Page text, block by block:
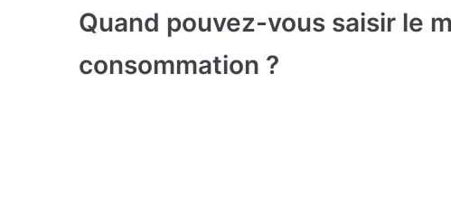
Quand pouvez-vous saisir le
consommation ?